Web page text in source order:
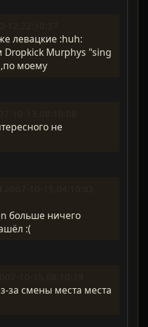
левацкие :huh:
Dropkick Murphys "sing
моему
не
больше ничего
:(
за смены места места